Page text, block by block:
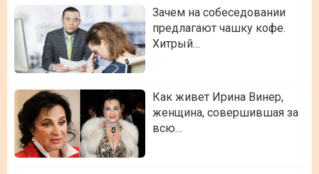
Зачем на собеседовании
предлагают чашку кофе.
Хитрый…
Как живет Ирина Винер,
женщина, совершившая за
всю…